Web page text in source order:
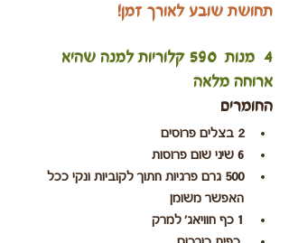
תחושת שובע לאורך זמן!
4  מנות  590 קלוריות למנה שהיא
ארוחה מלאה
החומרים
2 בצלים פרוסים
6 שיני שום פרוסות
500 גרם פרגיות חתוך לקוביות ונקי ככל
האפשר משומן
1 כף חוויאג' למרק